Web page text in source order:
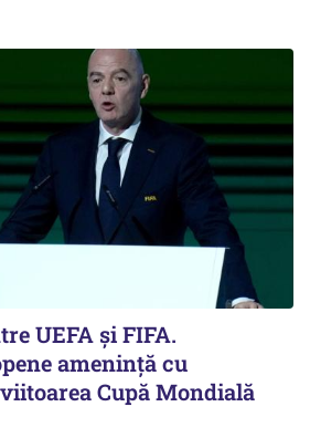
UEFA şi FIFA.
ameninţă cu
Cupă Mondială